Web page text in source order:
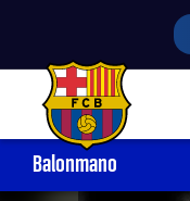
FC Barcelona club badge
Balonmano